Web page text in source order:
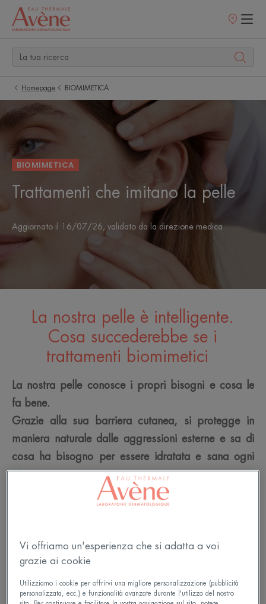
Punti
Homepage BIOMIMETICA
BIOMIMETICA
Trattamenti che imitano la pelle
Aggiornato il 16/07/26 , validato da la direzione medica.
La nostra pelle è intelligente.
Cosa succederebbe se i
trattamenti biomimetici
La nostra pelle conosce i propri bisogni e cosa le
fa bene.
Grazie alla sua barriera cutanea, si protegge in
maniera naturale dalle aggressioni esterne e sa di
cosa ha bisogno per essere idratata e sana ogni
giorno.
Per questo costituisce la nostra migliore fonte di
Per prendersi cura di tutti i tipi di pelle, sensibili o
meno, i nostri esperti hanno dimostrato che
sua naturale struttura protettiva, si ottengono
Vi offriamo un'esperienza che si adatta a voi
grazie ai cookie
Utilizziamo i cookie per offrirvi una migliore personalizzazione (pubblicità
personalizzata, ecc.) e funzionalità avanzate durante l'utilizzo del nostro